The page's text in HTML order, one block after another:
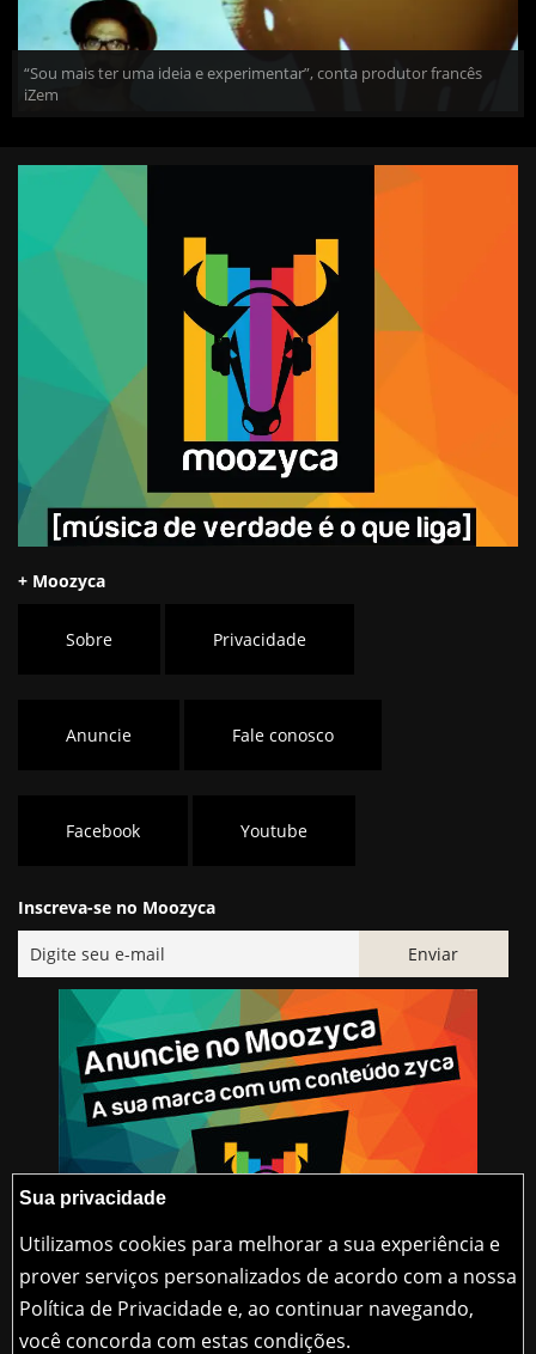
“Sou mais ter uma ideia e experimentar”, conta produtor francês
iZem
+ Moozyca
Sobre Privacidade
Anuncie Fale conosco
Facebook Youtube
Inscreva-se no Moozyca
@2015-2026 Moozyca
Sua privacidade
Utilizamos cookies para melhorar a sua experiência e
prover serviços personalizados de acordo com a nossa
Política de Privacidade e, ao continuar navegando,
você concorda com estas condições.